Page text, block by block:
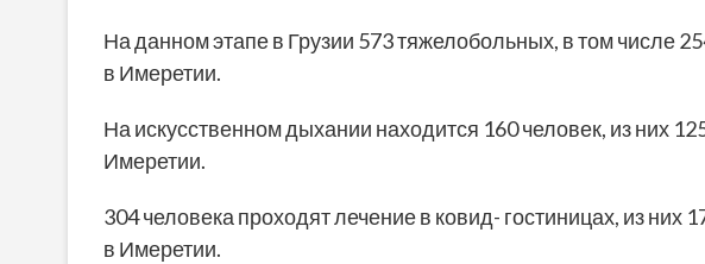
На данном этапе в Грузии 573 тяжелобольных, в том числе
в Имеретии.
На искусственном дыхании находится 160 человек, из них
Имеретии.
304 человека проходят лечение в ковид- гостиницах, из
в Имеретии.